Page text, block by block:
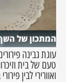
המתכון של
עוגת גבינה
טעם של בית
ואוורירי לבין